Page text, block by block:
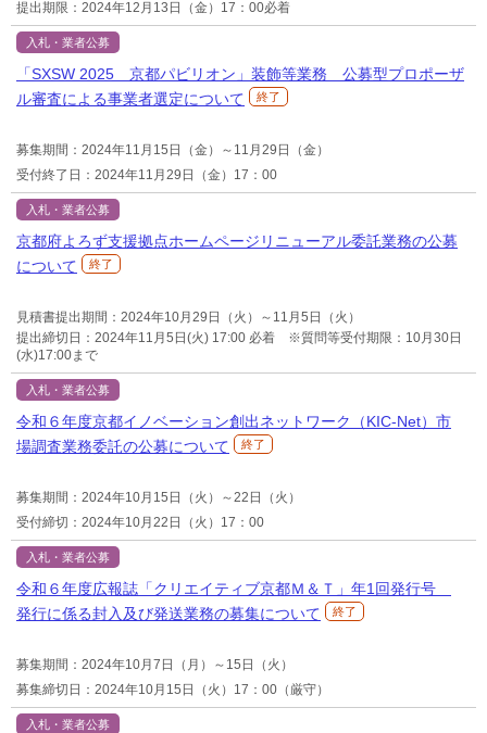
提出期限：2024年12月13日（金）17：00必着
入札・業者公募
「SXSW 2025 京都パビリオン」装飾等業務 公募型プロポーザ
ル審査による事業者選定について
終了
募集期間：2024年11月15日（金）～11月29日（金）
受付終了日：2024年11月29日（金）17：00
入札・業者公募
京都府よろず支援拠点ホームページリニューアル委託業務の公募
について
終了
見積書提出期間：2024年10月29日（火）～11月5日（火）
提出締切日：2024年11月5日(火) 17:00 必着 ※質問等受付期限：10月30日
(水)17:00まで
入札・業者公募
令和６年度京都イノベーション創出ネットワーク（KIC-Net）市
場調査業務委託の公募について
終了
募集期間：2024年10月15日（火）～22日（火）
受付締切：2024年10月22日（火）17：00
入札・業者公募
令和６年度広報誌「クリエイティブ京都Ｍ＆Ｔ」年1回発行号
発行に係る封入及び発送業務の募集について
終了
募集期間：2024年10月7日（月）～15日（火）
募集締切日：2024年10月15日（火）17：00（厳守）
入札・業者公募